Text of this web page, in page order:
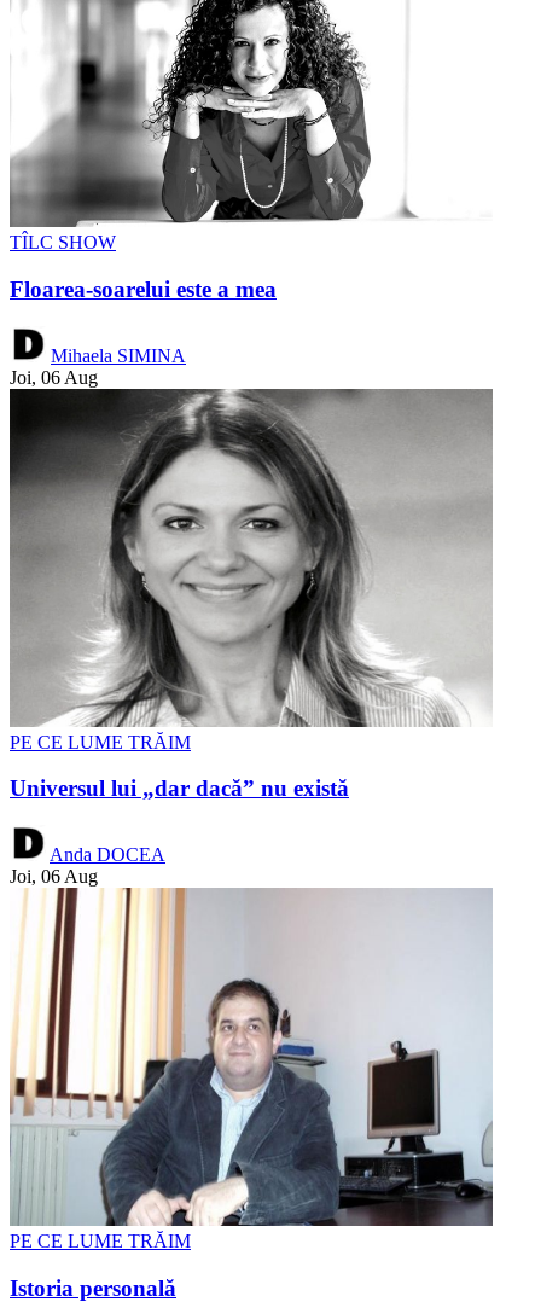
TÎLC SHOW
Floarea-soarelui este a mea
Mihaela SIMINA
Joi, 06 Aug
PE CE LUME TRĂIM
Universul lui „dar dacă” nu există
Anda DOCEA
Joi, 06 Aug
PE CE LUME TRĂIM
Istoria personală